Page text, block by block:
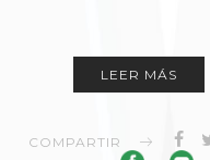
LEER MÁS
COMPARTIR